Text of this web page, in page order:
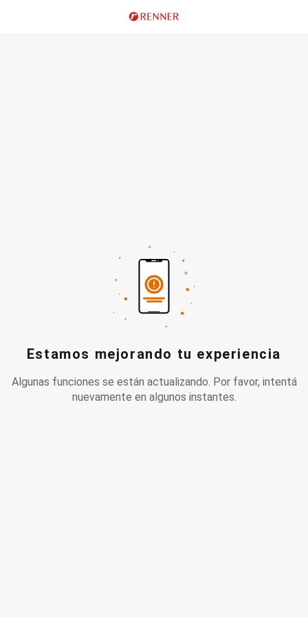
Estamos mejorando tu experiencia
Algunas funciones se están actualizando. Por favor, intentá
nuevamente en algunos instantes.